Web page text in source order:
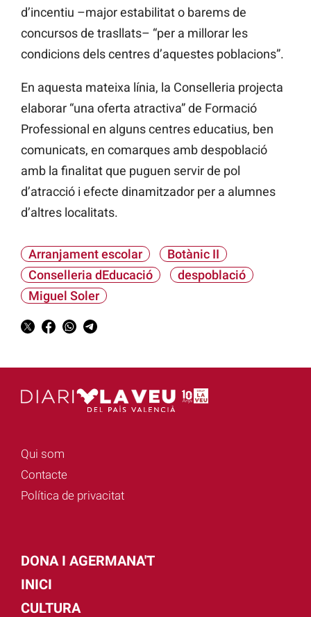
d’incentiu –major estabilitat o barems de
concursos de trasllats– “per a millorar les
condicions dels centres d’aquestes poblacions”.
En aquesta mateixa línia, la Conselleria projecta
elaborar “una oferta atractiva” de Formació
Professional en alguns centres educatius, ben
comunicats, en comarques amb despoblació
amb la finalitat que puguen servir de pol
d’atracció i efecte dinamitzador per a alumnes
d’altres localitats.
Arranjament escolar
Botànic II
Conselleria dEducació
despoblació
Miguel Soler
Qui som
Contacte
Política de privacitat
DONA I AGERMANA'T
INICI
CULTURA